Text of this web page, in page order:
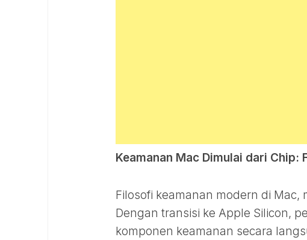
Keamanan Mac Dimulai dari Chip:
Filosofi keamanan modern di
Dengan transisi ke Apple Silicon,
komponen keamanan secara